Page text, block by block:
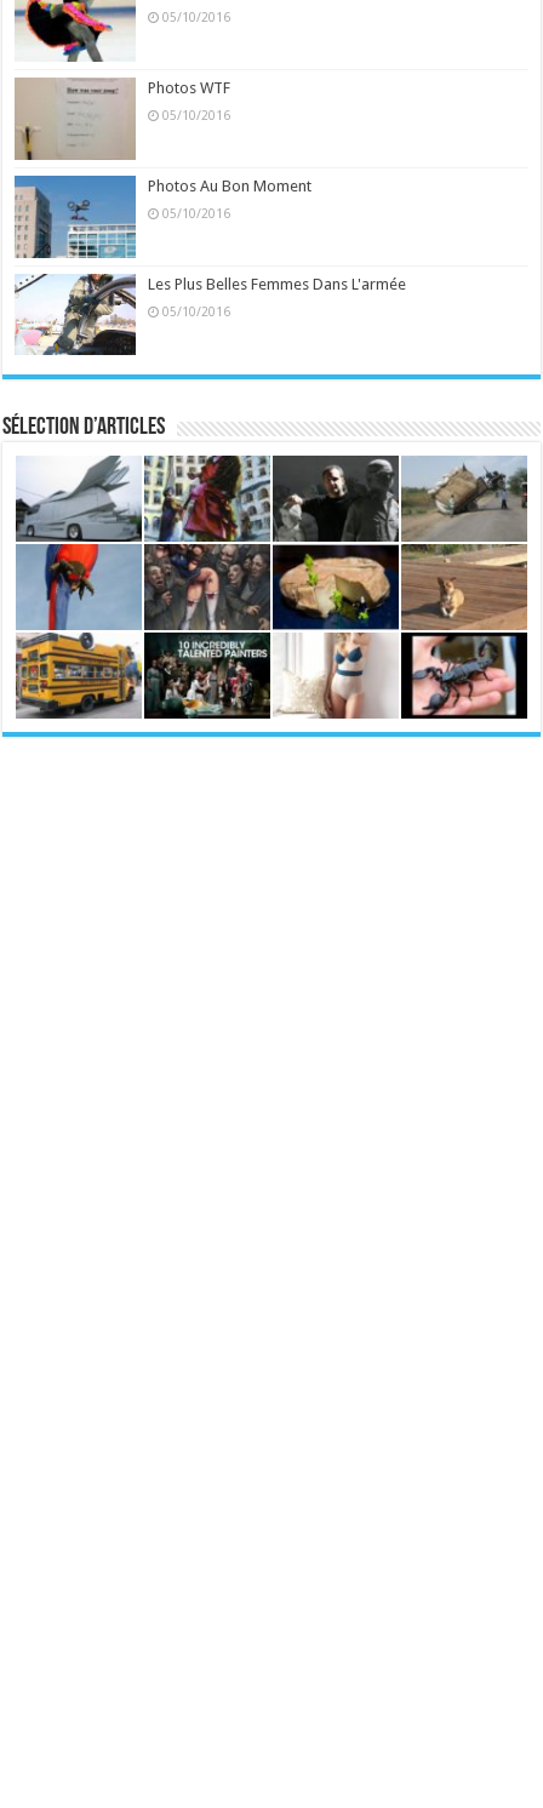
05/10/2016
Photos WTF
05/10/2016
Photos Au Bon Moment
05/10/2016
Les Plus Belles Femmes Dans L'armée
05/10/2016
Sélection d’articles